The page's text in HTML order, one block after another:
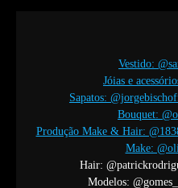
Vestido:
Jóias e
Sapatos:
Bouquet:
Produção Make & Hair:
Make:
Hair:
Modelos: